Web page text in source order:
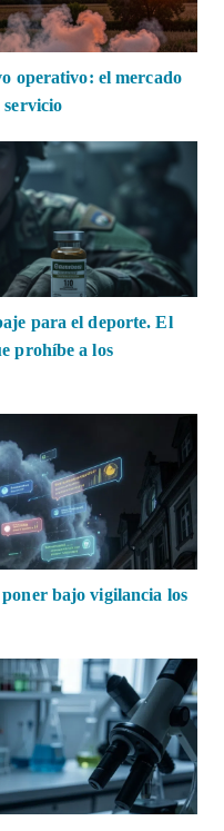
operativo: el mercado
servicio
para el deporte. El
prohíbe a los
bajo vigilancia los